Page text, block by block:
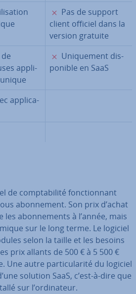
✗
Pas de support
client officiel dans la
version gratuite
ap­pli­
✗
Uni­que­ment dis­
po­nible en SaaS
ap­pli­ca­
de comp­ta­bi­lité fonc­tion­nant
abon­ne­ment. Son prix d’achat
les abon­ne­ments à l’année, mais
sur le long terme. Le logiciel
selon la taille et les besoins
prix allants de 500 € à 5 500 €
Une autre par­ti­cu­la­rité du logiciel
solution SaaS, c’est-à-dire que
sur l’or­di­na­teur.